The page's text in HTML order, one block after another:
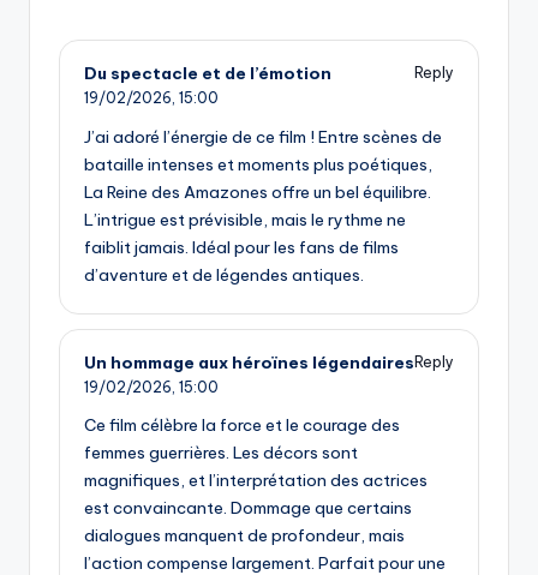
Du spectacle et de l’émotion
Reply
19/02/2026, 15:00
J’ai adoré l’énergie de ce film ! Entre scènes de
bataille intenses et moments plus poétiques,
La Reine des Amazones offre un bel équilibre.
L’intrigue est prévisible, mais le rythme ne
faiblit jamais. Idéal pour les fans de films
d’aventure et de légendes antiques.
Un hommage aux héroïnes légendaires Reply
19/02/2026, 15:00
Ce film célèbre la force et le courage des
femmes guerrières. Les décors sont
magnifiques, et l’interprétation des actrices
est convaincante. Dommage que certains
dialogues manquent de profondeur, mais
l’action compense largement. Parfait pour une